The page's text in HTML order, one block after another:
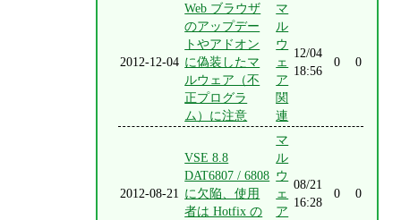
2012-12-04
Web ブラウザ
のアップデー
トやアドオン
に偽装したマ
ルウェア（不
正プログラ
ム）に注意
マ
ル
ウ
ェ
ア
関
連
12/04
18:56
0 0
2012-08-21
VSE 8.8
DAT6807 / 6808
に欠陥、使用
者は Hotfix の
マ
ル
ウ
ェ
ア
08/21
16:28
0 0